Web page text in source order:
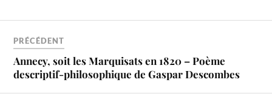
PRÉCÉDENT
Annecy, soit les Marquisats en 1820 – Poème
descriptif-philosophique de Gaspar Descombes